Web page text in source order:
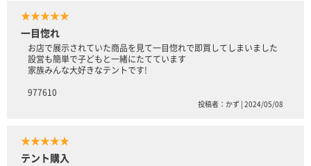
★★★★★
一目惚れ
お店で展示されていた商品を見て一目惚れで即買してしまいました
設営も簡単で子どもと一緒にたてています
家族みんな大好きなテントです!
977610
投稿者：かず | 2024/05/08
★★★★★
テント購入